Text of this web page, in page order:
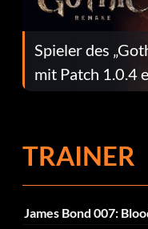
Spieler des
mit Patch 1.0.4
TRAINER
James Bond 007: